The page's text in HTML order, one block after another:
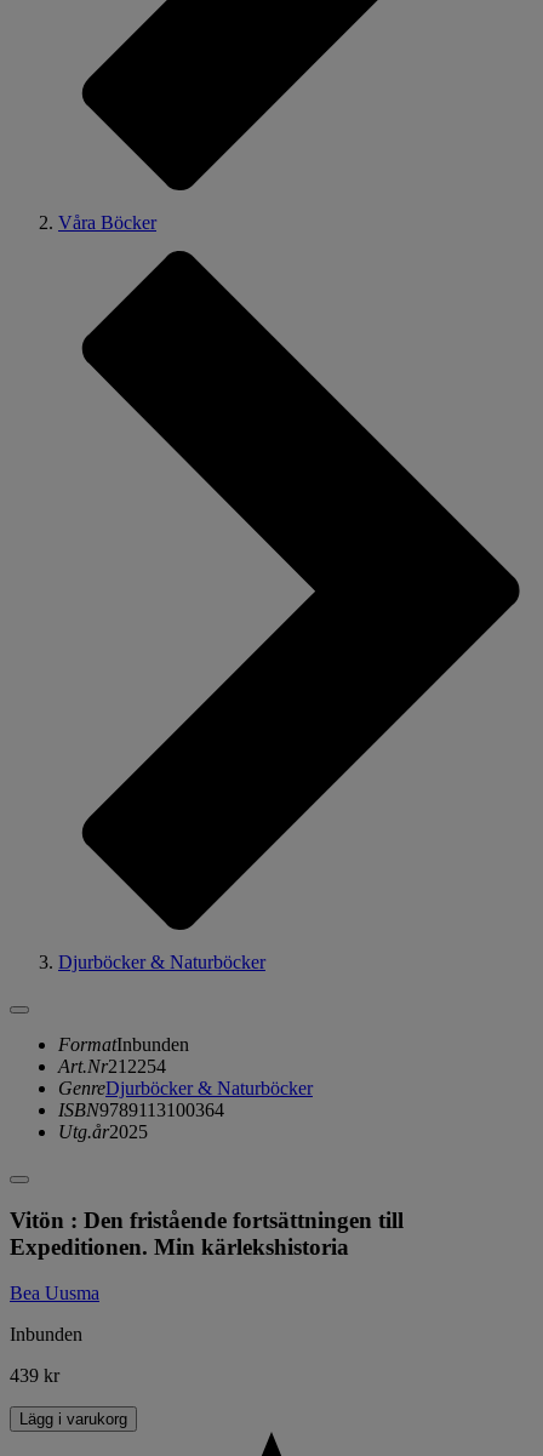
Våra Böcker
Djurböcker & Naturböcker
FormatInbunden
Art.Nr212254
GenreDjurböcker & Naturböcker
ISBN9789113100364
Utg.år2025
Vitön : Den fristående fortsättningen till
Expeditionen. Min kärlekshistoria
Bea Uusma
Inbunden
439 kr
Lägg i varukorg